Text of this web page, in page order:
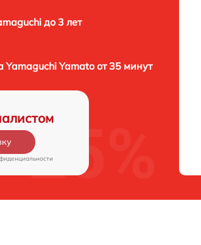
до 3 лет
Yamaguchi Yamato от 35 минут